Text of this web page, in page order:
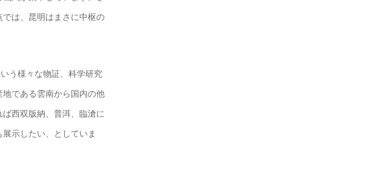
は、昆明はまさに中枢の
う様々な物証、科学研究
である雲南から国内の他
西双版納、普洱、臨滄に
示したい、としていま